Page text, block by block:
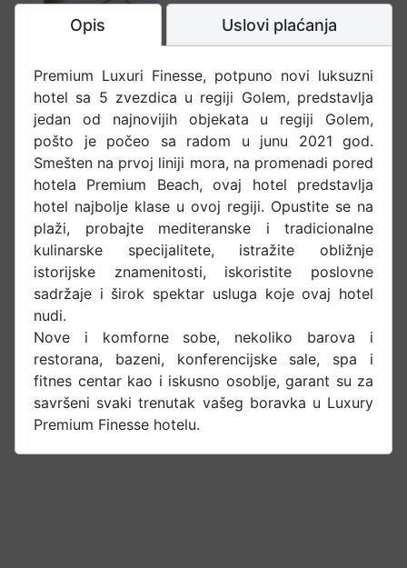
Opis Uslovi plaćanja
Premium Luxuri Finesse, potpuno novi luksuzni
hotel sa 5 zvezdica u regiji Golem, predstavlja
jedan od najnovijih objekata u regiji Golem,
pošto je počeo sa radom u junu 2021 god.
Smešten na prvoj liniji mora, na promenadi pored
hotela Premium Beach, ovaj hotel predstavlja
hotel najbolje klase u ovoj regiji. Opustite se na
plaži, probajte mediteranske i tradicionalne
kulinarske specijalitete, istražite obližnje
istorijske znamenitosti, iskoristite poslovne
sadržaje i širok spektar usluga koje ovaj hotel
nudi.
Nove i komforne sobe, nekoliko barova i
restorana, bazeni, konferencijske sale, spa i
fitnes centar kao i iskusno osoblje, garant su za
savršeni svaki trenutak vašeg boravka u Luxury
Premium Finesse hotelu.